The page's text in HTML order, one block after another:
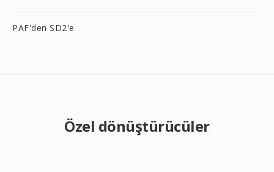
PAF'den SD2'e
Özel dönüştürücüler